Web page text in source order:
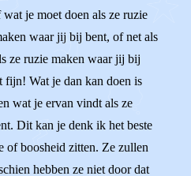
je moet doen als ze ruzie
waar jij bij bent, of net als
ze ruzie maken waar jij bij
fijn! Wat je dan kan doen is
wat je ervan vindt als ze
Dit kan je denk ik het beste
of boosheid zitten. Ze zullen
hebben ze niet door dat